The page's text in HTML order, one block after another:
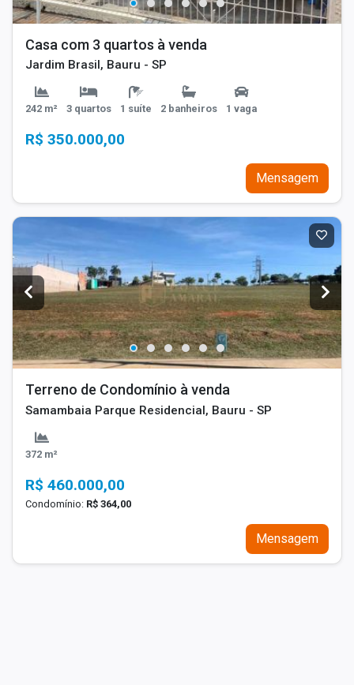
Casa com 3 quartos à venda
Jardim Brasil, Bauru - SP
242 m² 3 quartos 1 suíte 2 banheiros 1 vaga
R$ 350.000,00
Mensagem
Terreno de Condomínio à venda
Samambaia Parque Residencial, Bauru - SP
372 m²
R$ 460.000,00
Condomínio: R$ 364,00
Mensagem